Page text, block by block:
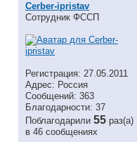
Cerber-ipristav
Сотрудник ФССП
Регистрация: 27.05.2011
Адрес: Россия
Сообщений: 363
Благодарности: 37
Поблагодарили 55 раз(а)
в 46 сообщениях